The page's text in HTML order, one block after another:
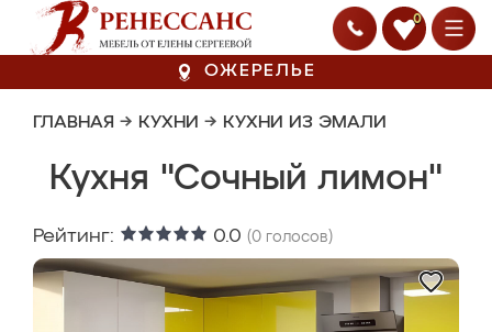
0
ОЖЕРЕЛЬЕ
ГЛАВНАЯ → КУХНИ → КУХНИ ИЗ ЭМАЛИ
Кухня "Сочный лимон"
Рейтинг: 0.0 (0 голосов)